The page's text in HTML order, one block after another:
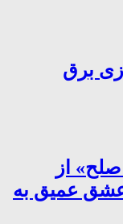
برق
از
عشق عمیق به